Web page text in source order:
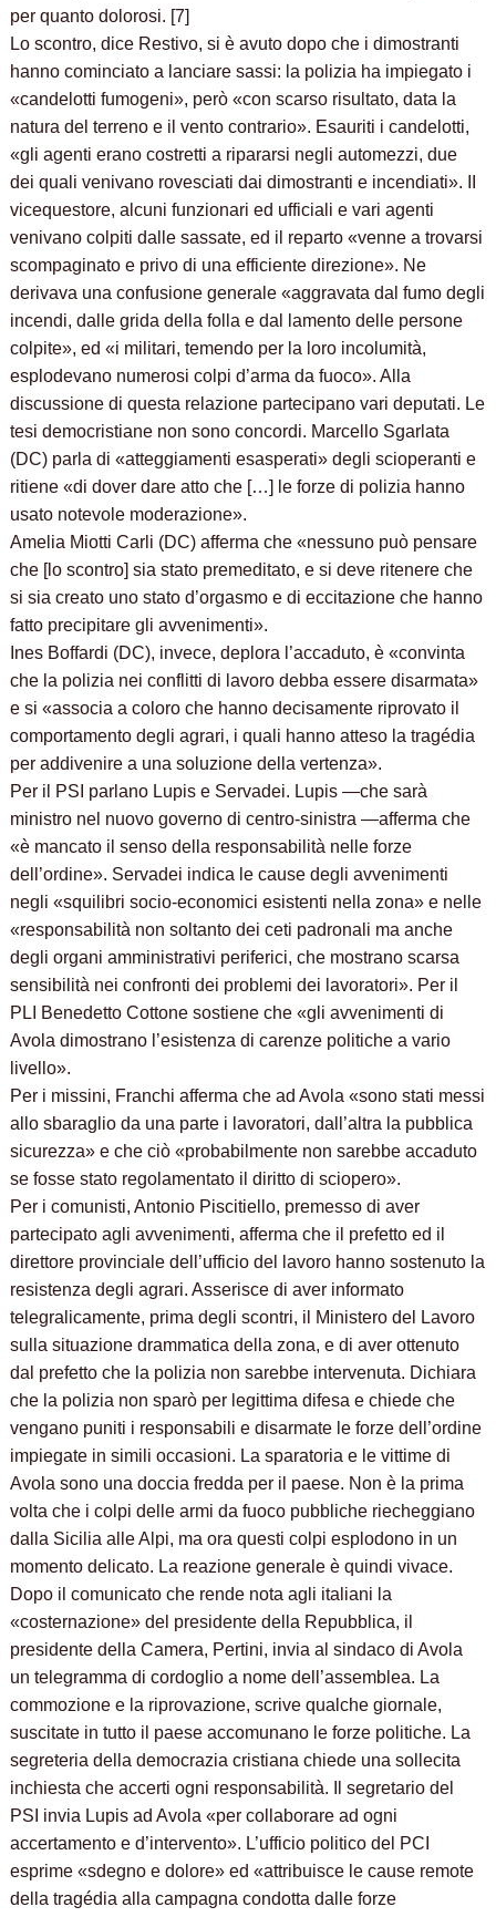
per quanto dolorosi. [7]
Lo scontro, dice Restivo, si è avuto dopo che i dimostranti
hanno cominciato a lanciare sassi: la polizia ha impiegato i
«candelotti fumogeni», però «con scarso risultato, data la
natura del terreno e il vento contrario». Esauriti i candelotti,
«gli agenti erano costretti a ripararsi negli automezzi, due
dei quali venivano rovesciati dai dimostranti e incendiati». II
vicequestore, alcuni funzionari ed ufficiali e vari agenti
venivano colpiti dalle sassate, ed il reparto «venne a trovarsi
scompaginato e privo di una efficiente direzione». Ne
derivava una confusione generale «aggravata dal fumo degli
incendi, dalle grida della folla e dal lamento delle persone
colpite», ed «i militari, temendo per la loro incolumità,
esplodevano numerosi colpi d’arma da fuoco». Alla
discussione di questa relazione partecipano vari deputati. Le
tesi democristiane non sono concordi. Marcello Sgarlata
(DC) parla di «atteggiamenti esasperati» degli scioperanti e
ritiene «di dover dare atto che […] le forze di polizia hanno
usato notevole moderazione».
Amelia Miotti Carli (DC) afferma che «nessuno può pensare
che [lo scontro] sia stato premeditato, e si deve ritenere che
si sia creato uno stato d’orgasmo e di eccitazione che hanno
fatto precipitare gli avvenimenti».
Ines Boffardi (DC), invece, deplora l’accaduto, è «convinta
che la polizia nei conflitti di lavoro debba essere disarmata»
e si «associa a coloro che hanno decisamente riprovato il
comportamento degli agrari, i quali hanno atteso la tragédia
per addivenire a una soluzione della vertenza».
Per il PSI parlano Lupis e Servadei. Lupis —che sarà
ministro nel nuovo governo di centro-sinistra —afferma che
«è mancato il senso della responsabilità nelle forze
dell’ordine». Servadei indica le cause degli avvenimenti
negli «squilibri socio-economici esistenti nella zona» e nelle
«responsabilità non soltanto dei ceti padronali ma anche
degli organi amministrativi periferici, che mostrano scarsa
sensibilità nei confronti dei problemi dei lavoratori». Per il
PLI Benedetto Cottone sostiene che «gli avvenimenti di
Avola dimostrano l’esistenza di carenze politiche a vario
livello».
Per i missini, Franchi afferma che ad Avola «sono stati messi
allo sbaraglio da una parte i lavoratori, dall’altra la pubblica
sicurezza» e che ciò «probabilmente non sarebbe accaduto
se fosse stato regolamentato il diritto di sciopero».
Per i comunisti, Antonio Piscitiello, premesso di aver
partecipato agli avvenimenti, afferma che il prefetto ed il
direttore provinciale dell’ufficio del lavoro hanno sostenuto la
resistenza degli agrari. Asserisce di aver informato
telegralicamente, prima degli scontri, il Ministero del Lavoro
sulla situazione drammatica della zona, e di aver ottenuto
dal prefetto che la polizia non sarebbe intervenuta. Dichiara
che la polizia non sparò per legittima difesa e chiede che
vengano puniti i responsabili e disarmate le forze dell’ordine
impiegate in simili occasioni. La sparatoria e le vittime di
Avola sono una doccia fredda per il paese. Non è la prima
volta che i colpi delle armi da fuoco pubbliche riecheggiano
dalla Sicilia alle Alpi, ma ora questi colpi esplodono in un
momento delicato. La reazione generale è quindi vivace.
Dopo il comunicato che rende nota agli italiani la
«costernazione» del presidente della Repubblica, il
presidente della Camera, Pertini, invia al sindaco di Avola
un telegramma di cordoglio a nome dell’assemblea. La
commozione e la riprovazione, scrive qualche giornale,
suscitate in tutto il paese accomunano le forze politiche. La
segreteria della democrazia cristiana chiede una sollecita
inchiesta che accerti ogni responsabilità. Il segretario del
PSI invia Lupis ad Avola «per collaborare ad ogni
accertamento e d’intervento». L’ufficio politico del PCI
esprime «sdegno e dolore» ed «attribuisce le cause remote
della tragédia alla campagna condotta dalle forze